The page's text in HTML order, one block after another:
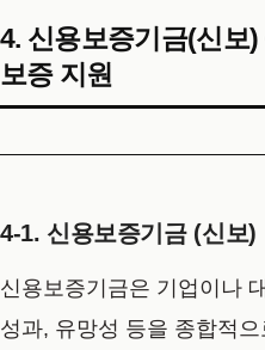
4. 신용보증기금(신보
보증 지원
4-1. 신용보증기금 (신보)
신용보증기금은 기업이나
성과, 유망성 등을 종합적